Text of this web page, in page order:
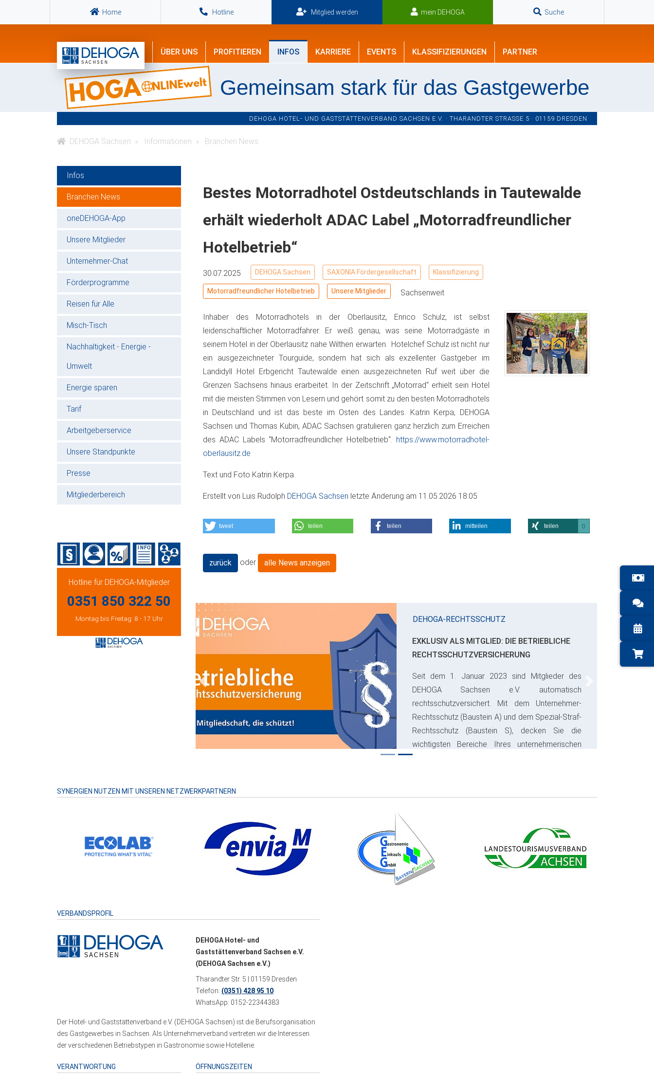
Home Hotline Mitglied werden mein DEHOGA Suche
ÜBER UNS PROFITIEREN INFOS KARRIERE EVENTS KLASSIFIZIERUNGEN PARTNER
Gemeinsam stark für das Gastgewerbe
DEHOGA HOTEL- UND GASTSTÄTTENVERBAND SACHSEN E.V. · THARANDTER STRASSE 5 · 01159 DRESDEN
DEHOGA Sachsen Informationen Branchen News
Infos
Branchen News
oneDEHOGA-App
Unsere Mitglieder
Unternehmer-Chat
Förderprogramme
Reisen für Alle
Misch-Tisch
Nachhaltigkeit - Energie -
Umwelt
Energie sparen
Tarif
Arbeitgeberservice
Unsere Standpunkte
Presse
Mitgliederbereich
Hotline für DEHOGA-Mitglieder
0351 850 322 50
Montag bis Freitag: 8 - 17 Uhr
Bestes Motorradhotel Ostdeutschlands in Tautewalde
erhält wiederholt ADAC Label „Motorradfreundlicher
Hotelbetrieb“
30.07.2025 DEHOGA Sachsen SAXONIA Fördergesellschaft Klassifizierung
Motorradfreundlicher Hotelbetrieb Unsere Mitglieder Sachsenweit
Inhaber des Motorradhotels in der Oberlausitz, Enrico Schulz, ist selbst
leidenschaftlicher Motorradfahrer. Er weiß genau, was seine Motorradgäste in
seinem Hotel in der Oberlausitz nahe Wilthen erwarten. Hotelchef Schulz ist nicht nur
ein ausgezeichneter Tourguide, sondern hat sich als exzellenter Gastgeber im
Landidyll Hotel Erbgericht Tautewalde einen ausgezeichneten Ruf weit über die
Grenzen Sachsens hinaus erarbeitet. In der Zeitschrift „Motorrad“ erhielt sein Hotel
mit die meisten Stimmen von Lesern und gehört somit zu den besten Motorradhotels
in Deutschland und ist das beste im Osten des Landes. Katrin Kerpa, DEHOGA
Sachsen und Thomas Kubin, ADAC Sachsen gratulieren ganz herzlich zum Erreichen
des ADAC Labels “Motorradfreundlicher Hotelbetrieb“. https://www.motorradhotel-
oberlausitz.de
Text und Foto Katrin Kerpa
Erstellt von Luis Rudolph DEHOGA Sachsen letzte Änderung am 11.05.2026 18:05
tweet teilen teilen mitteilen teilen 0
zurück oder alle News anzeigen
DEHOGA-RECHTSSCHUTZ
EXKLUSIV ALS MITGLIED: DIE BETRIEBLICHE
RECHTSSCHUTZVERSICHERUNG
Seit dem 1. Januar 2023 sind Mitglieder des
DEHOGA Sachsen e.V. automatisch
rechtsschutzversichert. Mit dem Unternehmer-
Rechtsschutz (Baustein A) und dem Spezial-Straf-
Rechtsschutz (Baustein S), decken Sie die
wichtigsten Bereiche Ihres unternehmerischen
Risikos ab und sparen bares Geld.
Previous
SYNERGIEN NUTZEN MIT UNSEREN NETZWERKPARTNERN
VERBANDSPROFIL
DEHOGA Hotel- und
Gaststättenverband Sachsen e.V.
(DEHOGA Sachsen e.V.)
Tharandter Str. 5 | 01159 Dresden
Telefon: (0351) 428 95 10
WhatsApp: 0152-22344383
Der Hotel- und Gaststättenverband e.V. (DEHOGA Sachsen) ist die Berufsorganisation
des Gastgewerbes in Sachsen. Als Unternehmerverband vertreten wir die Interessen
der verschiedenen Betriebstypen in Gastronomie sowie Hotellerie.
VERANTWORTUNG ÖFFNUNGSZEITEN